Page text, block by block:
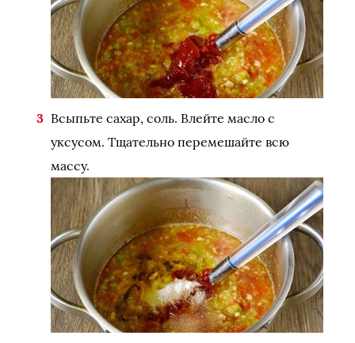
Всыпьте сахар, соль. Влейте масло с
уксусом. Тщательно перемешайте всю
массу.